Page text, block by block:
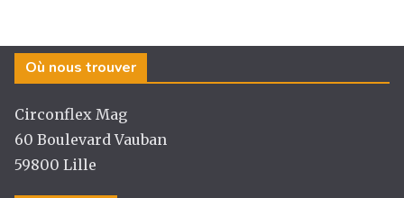
Où nous trouver
Circonflex Mag
60 Boulevard Vauban
59800 Lille